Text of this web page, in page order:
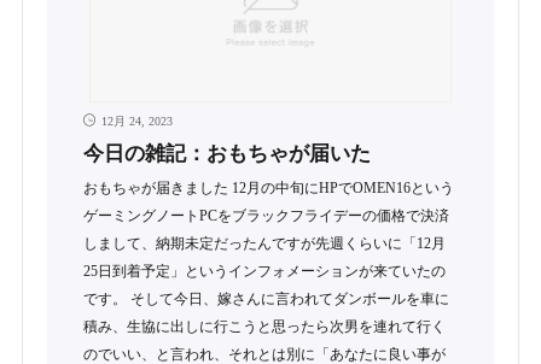
12月 24, 2023
今日の雑記：おもちゃが届いた
おもちゃが届きました 12月の中旬にHPでOMEN16という
ゲーミングノートPCをブラックフライデーの価格で決済
しまして、納期未定だったんですが先週くらいに「12月
25日到着予定」というインフォメーションが来ていたの
です。 そして今日、嫁さんに言われてダンボールを車に
積み、生協に出しに行こうと思ったら次男を連れて行く
のでいい、と言われ、それとは別に「あなたに良い事が